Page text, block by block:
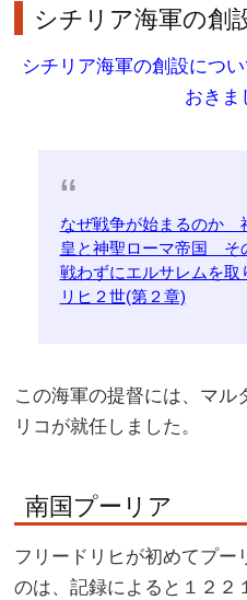
シチリア海軍の創
シチリア海軍の創設につ
おきま
なぜ戦争が始まるのか
皇と神聖ローマ帝国
戦わずにエルサレムを
リヒ２世(第２章)
この海軍の提督には、マル
リコが就任しました。
南国プーリア
フリードリヒが初めてプー
のは、記録によると１２２